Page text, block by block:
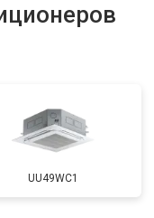
UU49WC1